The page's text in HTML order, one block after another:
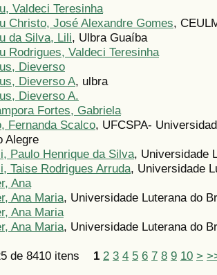
Valdeci Teresinha
Christo, José Alexandre Gomes,
da Silva, Lili, Ulbra Guaíba
Rodrigues, Valdeci Teresinha
Dieverso
Dieverso A, ulbra
Dieverso A.
Fortes, Gabriela
Fernanda Scalco, UFCSPA-
Alegre
Paulo Henrique da Silva, Universidade
Taise Rodrigues Arruda, Universidade
Ana
Ana Maria, Universidade Luterana do
Ana Maria
Ana Maria, Universidade Luterana do
de 8410 itens 1 2 3 4 5 6 7 8 9 10 >